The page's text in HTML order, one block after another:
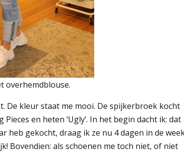
overhemdblouse.
De kleur staat me mooi. De spijkerbroek kocht
en heten ‘Ugly’. In het begin dacht ik: dat
heb gekocht, draag ik ze nu 4 dagen in de
Bovendien: als schoenen me toch niet, of niet